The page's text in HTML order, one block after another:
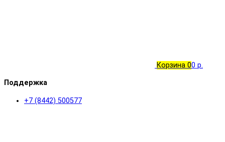
Корзина 00 р.
Поддержка
+7 (8442) 500577